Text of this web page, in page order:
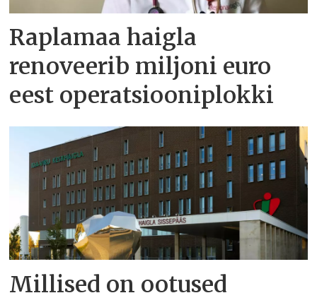
Raplamaa haigla
renoveerib miljoni euro
eest operatsiooniplokki
Millised on ootused